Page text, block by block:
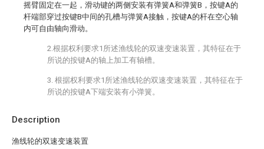
Description
渔线轮的双速变速装置
摇臂固定在一起，滑动键的两侧安装有弹簧A和弹簧B，按键A的
杆端部穿过按键B中间的孔槽与弹簧A接触，按键A的杆在空心轴
内可自由轴向滑动。
2.根据权利要求1所述渔线轮的双速变速装置，其特征在于
所说的按键A的轴上加工有轴槽。
3. 根据权利要求1所述渔线轮的双速变速装置，其特征在于
所说的按键A下端安装有小弹簧。